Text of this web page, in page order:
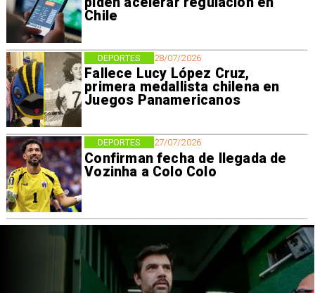
Chile
28/07/2026
Fallece Lucy López Cruz,
primera medallista chilena en
Juegos Panamericanos
DEPORTES
27/07/2026
Confirman fecha de llegada de
Vozinha a Colo Colo
DEPORTES